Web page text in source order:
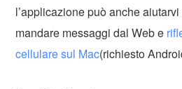
l’applicazione può anche
mandare messaggi dal Web e
cellulare sul Mac(richiesto